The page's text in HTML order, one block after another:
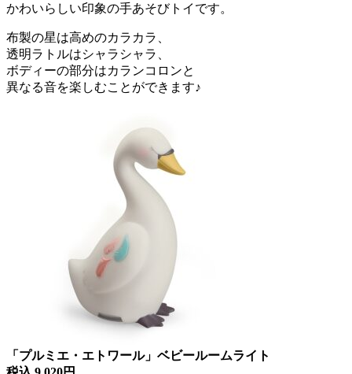
かわいらしい印象の手あそびトイです。
布製の星は高めのカラカラ、
透明ラトルはシャラシャラ、
ボディーの部分はカランコロンと
異なる音を楽しむことができます♪
「プルミエ・エトワール」ベビールームライト